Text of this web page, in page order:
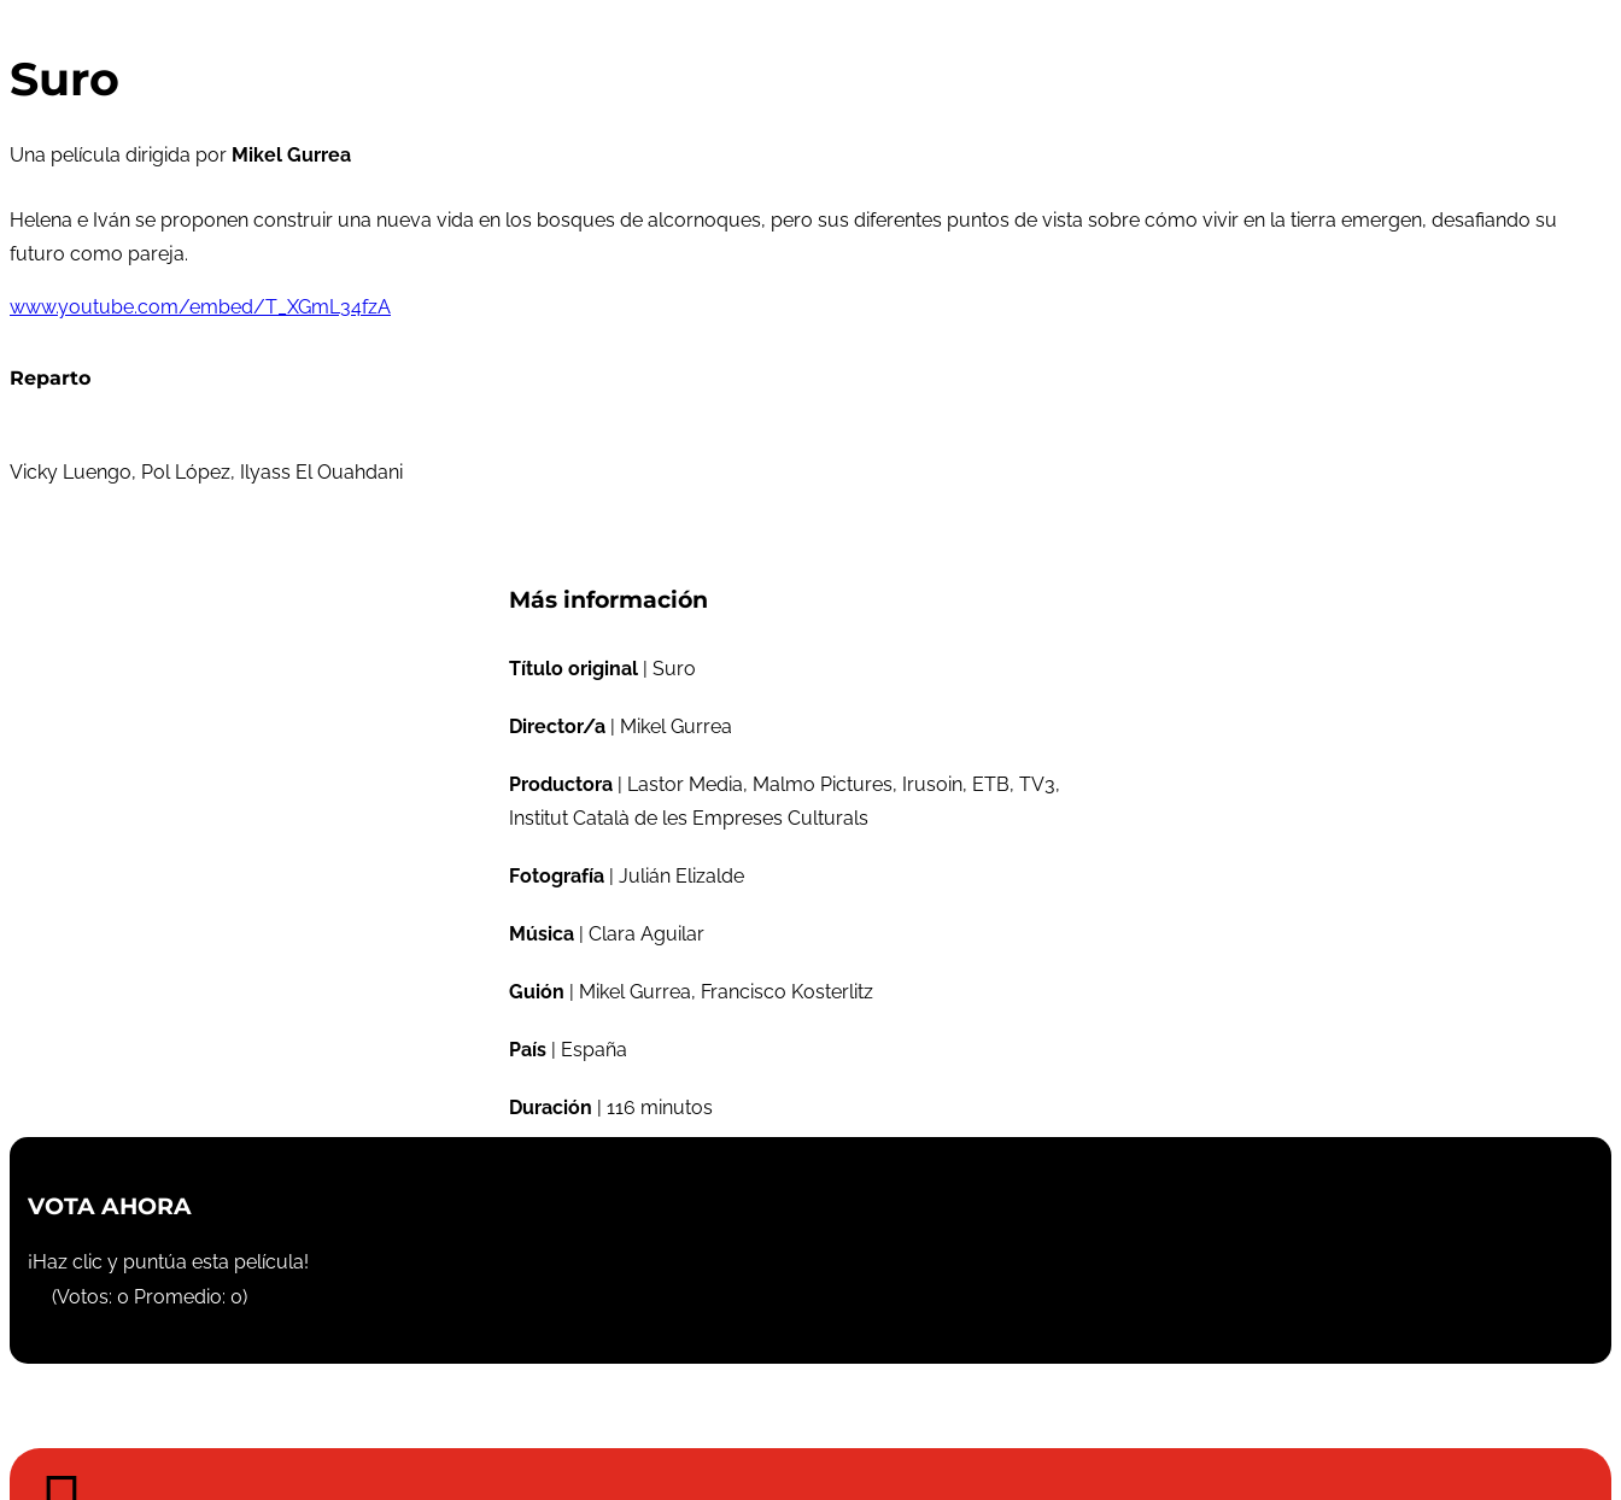
Suro
Una película dirigida por Mikel Gurrea
Helena e Iván se proponen construir una nueva vida en los bosques de alcornoques, pero sus diferentes puntos de vista sobre cómo vivir en la tierra emergen, desafiando su
futuro como pareja.
www.youtube.com/embed/T_XGmL34fzA
Reparto
Vicky Luengo, Pol López, Ilyass El Ouahdani
Más información
Título original | Suro
Director/a | Mikel Gurrea
Productora | Lastor Media, Malmo Pictures, Irusoin, ETB, TV3,
Institut Català de les Empreses Culturals
Fotografía | Julián Elizalde
Música | Clara Aguilar
Guión | Mikel Gurrea, Francisco Kosterlitz
País | España
Duración | 116 minutos
VOTA AHORA
¡Haz clic y puntúa esta película!
(Votos: 0 Promedio: 0)